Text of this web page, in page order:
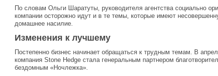
По словам Ольги Шаратуты, руководителя агентства социально
компании осторожно идут и в те темы, которые имеют
домашнее насилие.
Изменения к лучшему
Постепенно бизнес начинает обращаться к трудным темам. В
компания Stone Hedge стала генеральным партнером
бездомным «Ночлежка».